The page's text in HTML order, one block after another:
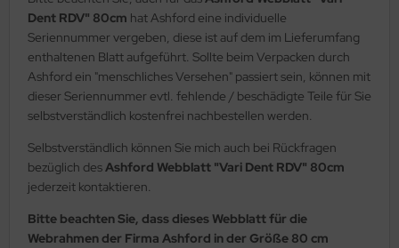
Dent RDV" 80cm hat Ashford eine individuelle
Seriennummer vergeben, diese ist auf dem im Lieferumfang
enthaltenen Blatt aufgeführt. Sollte beim Verpacken durch
Ashford ein "menschliches Versehen" passiert sein, können mit
dieser Seriennummer evtl. fehlende / beschädigte Teile für Sie
selbstverständlich kostenfrei nachbestellen werden.
Selbstverständlich können Sie mich auch bei Rückfragen
bezüglich desAshford Webblatt "Vari Dent RDV" 80cm
jederzeit kontaktieren.
Bitte beachten Sie, dass dieses Webblatt für die
Webrahmen der Firma Ashford in der Größe 80 cm